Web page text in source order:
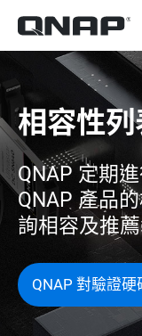
相容性列
QNAP 定期
QNAP 產品
詢相容及推
QNAP 對驗證